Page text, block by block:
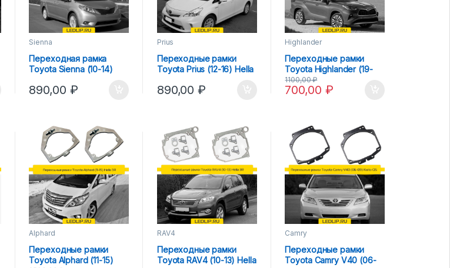
Sienna
Переходная рамка
Toyota Sienna (10-14)
890,00 ₽
Prius
Переходные рамки
Toyota Prius (12-16) Hella
890,00₽
Highlander
Переходные рамки
Toyota Highlander (19-
22) Led на Hella 3R
700,00 ₽
1100,00₽
Alphard
Переходные рамки
Toyota Alphard (11-15)
RAV4
Переходные рамки
Toyota RAV4 (10-13) Hella
Camry
Переходные рамки
Toyota Camry V40 (06-